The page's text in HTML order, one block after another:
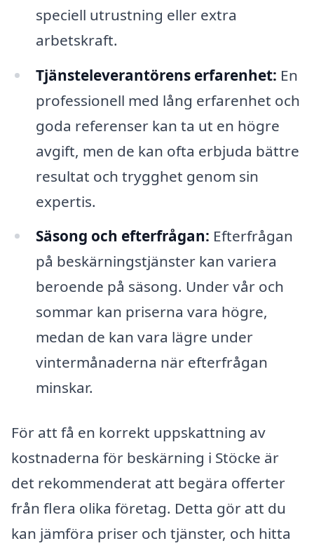
speciell utrustning eller extra
arbetskraft.
Tjänsteleverantörens erfarenhet: En
professionell med lång erfarenhet och
goda referenser kan ta ut en högre
avgift, men de kan ofta erbjuda bättre
resultat och trygghet genom sin
expertis.
Säsong och efterfrågan: Efterfrågan
på beskärningstjänster kan variera
beroende på säsong. Under vår och
sommar kan priserna vara högre,
medan de kan vara lägre under
vintermånaderna när efterfrågan
minskar.
För att få en korrekt uppskattning av
kostnaderna för beskärning i Stöcke är
det rekommenderat att begära offerter
från flera olika företag. Detta gör att du
kan jämföra priser och tjänster, och hitta